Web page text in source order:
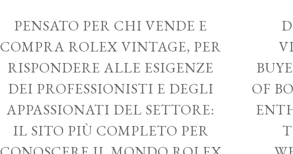
PENSATO PER CHI VENDE E
COMPRA ROLEX VINTAGE, PER
RISPONDERE ALLE ESIGENZE
DEI PROFESSIONISTI E DEGLI
APPASSIONATI DEL SETTORE:
IL SITO PIÙ COMPLETO PER
OF